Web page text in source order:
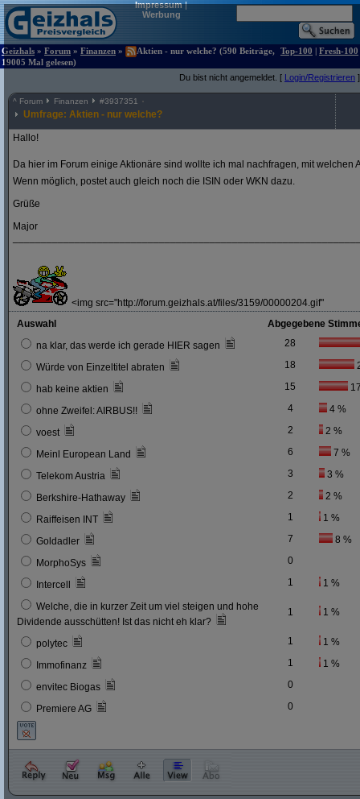
Impressum|
Werbung
Geizhals » Forum » Finanzen »
Aktien - nur welche? (590 Beiträge,
19005 Mal gelesen)
Top-100 | Fresh-100
Du bist nicht angemeldet. [ Login/Registrieren ]
^ Forum Finanzen #3937351
Umfrage: Aktien - nur welche?
Hallo!
Da hier im Forum einige Aktionäre sind wollte ich mal nachfragen, mit welchen
Wenn möglich, postet auch gleich noch die ISIN oder WKN dazu.
Grüße
Major
<img src="http://forum.geizhals.at/files/3159/00000204.gif"
Auswahl
Abgegebene
na klar, das werde ich gerade HIER sagen
28
Würde von Einzeltitel abraten 18
hab keine aktien 15
ohne Zweifel: AIRBUS!! 4 4 %
voest 2 2 %
Meinl European Land 6 7 %
Telekom Austria 3 3 %
Berkshire-Hathaway 2 2 %
Raiffeisen INT 1 1 %
Goldadler 7 8 %
MorphoSys 0
Intercell 1 1 %
Welche, die in kurzer Zeit um viel steigen und hohe
Dividende ausschütten! Ist das nicht eh klar?
1 1 %
polytec 1 1 %
Immofinanz 1 1 %
envitec Biogas 0
Premiere AG 0